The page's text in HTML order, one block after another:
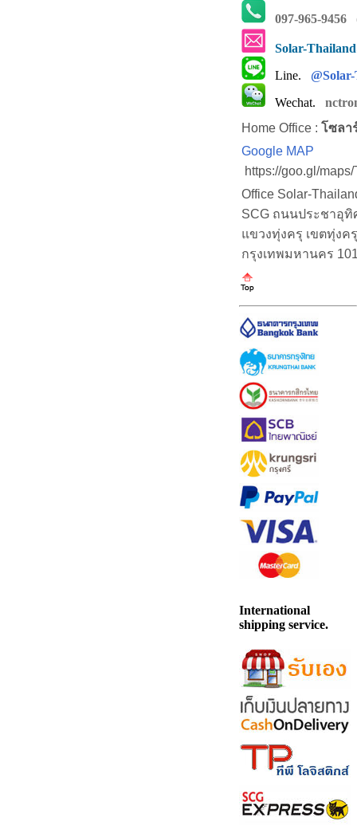
097-965-9456
Solar-
Line.
Wechat.
Home Office : โซลา
Google MAP
https://goo.gl/
Office Solar-
SCG ถนนประชาอุทิ
แขวงทุ่งครุ เขตทุ่งครุ
กรุงเทพมหานคร
International
shipping service.